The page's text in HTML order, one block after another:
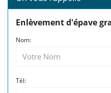
Enlèvement d'épave
Nom:
Tél: